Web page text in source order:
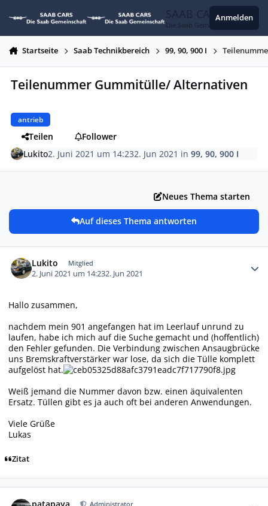
SAAB CARS
Die Saab Gemeinschaft
Anmelden
Startseite Saab Technikbereich 99, 90, 900 I
Teilenummer Gummitülle/ Alternativen
antrieb
Teilen
Follower
Lukito2. Juni 2021 um 14:232. Jun 2021 in99, 90, 900 I
Neues Thema starten
Auf dieses Thema antworten
Lukito Mitglied
2. Juni 2021 um 14:232. Jun 2021
Hallo zusammen,
nachdem mein 901 angefangen hat im Leerlauf unrund zu
laufen, habe ich mich auf die Suche gemacht und (hoffentlich)
den Fehler gefunden. Die Verbindung zwischen Ansaugbrücke
uns Bremskraftverstärker war lose, da sich die Tülle komplett
aufgelöst hat.
Weiß jemand die Nummer davon bzw. einen äquivalenten
Ersatz. Tüllen gibt es ja auch oft bei anderen Anwendungen.
Viele Grüße
Lukas
Zitat
patapaya Administrator